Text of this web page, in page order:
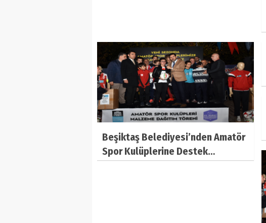
Beşiktaş Belediyesi’nden Amatör
Spor Kulüplerine Destek…